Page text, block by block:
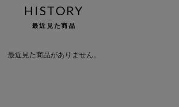
HISTORY
最近見た商品
最近見た商品がありません。